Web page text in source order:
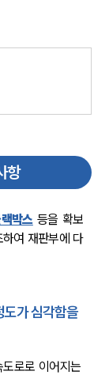
항
박스 등을 확보
여 재판부에 다
도가 심각함을
로로 이어지는